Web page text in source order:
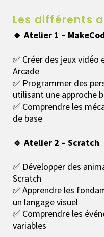
Les différents
🔹 Atelier 1 –
✅ Créer des jeux vidéo
Arcade
✅ Programmer des
utilisant une approche
✅ Comprendre les
de base
🔹 Atelier 2 – Scratch
✅ Développer des
Scratch
✅ Apprendre les
un langage visuel
✅ Comprendre les
variables